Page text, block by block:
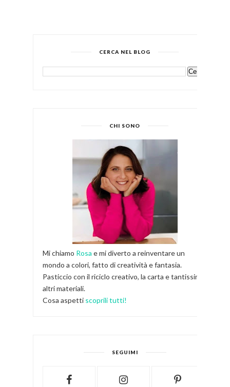
CERCA NEL BLOG
CHI SONO
Mi chiamo Rosa e mi diverto a reinventare un
mondo a colori, fatto di creatività e fantasia.
Pasticcio con il riciclo creativo, la carta e tantissimi
altri materiali.
Cosa aspetti scoprili tutti!
SEGUIMI